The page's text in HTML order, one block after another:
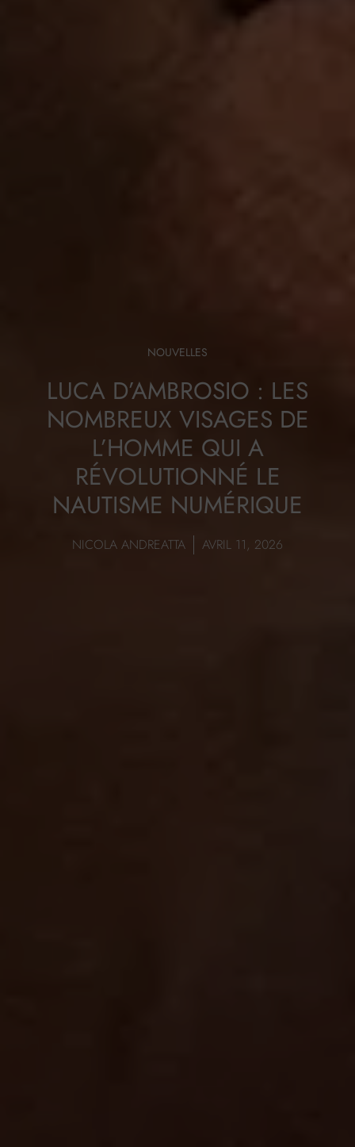
NOUVELLES
LUCA D’AMBROSIO : LES
NOMBREUX VISAGES DE
L’HOMME QUI A
RÉVOLUTIONNÉ LE
NAUTISME NUMÉRIQUE
NICOLA ANDREATTA AVRIL 11, 2026